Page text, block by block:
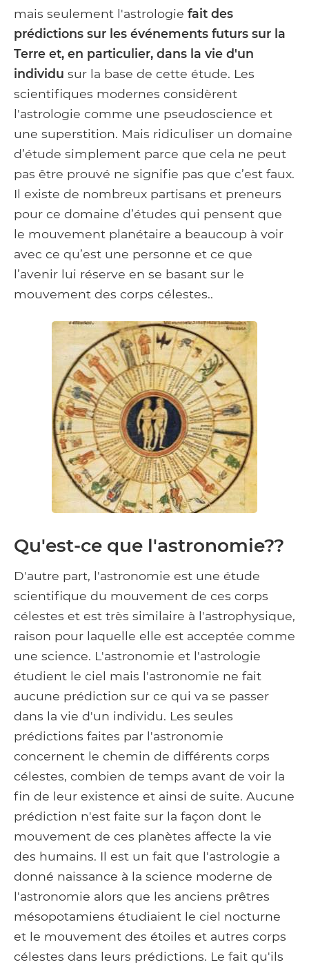
mais seulement l'astrologie fait des
prédictions sur les événements futurs sur la
Terre et, en particulier, dans la vie d'un
individu sur la base de cette étude. Les
scientifiques modernes considèrent
l'astrologie comme une pseudoscience et
une superstition. Mais ridiculiser un domaine
d’étude simplement parce que cela ne peut
pas être prouvé ne signifie pas que c’est faux.
Il existe de nombreux partisans et preneurs
pour ce domaine d’études qui pensent que
le mouvement planétaire a beaucoup à voir
avec ce qu’est une personne et ce que
l’avenir lui réserve en se basant sur le
mouvement des corps célestes..
Qu'est-ce que l'astronomie??
D'autre part, l'astronomie est une étude
scientifique du mouvement de ces corps
célestes et est très similaire à l'astrophysique,
raison pour laquelle elle est acceptée comme
une science. L'astronomie et l'astrologie
étudient le ciel mais l'astronomie ne fait
aucune prédiction sur ce qui va se passer
dans la vie d'un individu. Les seules
prédictions faites par l'astronomie
concernent le chemin de différents corps
célestes, combien de temps avant de voir la
fin de leur existence et ainsi de suite. Aucune
prédiction n'est faite sur la façon dont le
mouvement de ces planètes affecte la vie
des humains. Il est un fait que l'astrologie a
donné naissance à la science moderne de
l'astronomie alors que les anciens prêtres
mésopotamiens étudiaient le ciel nocturne
et le mouvement des étoiles et autres corps
célestes dans leurs prédictions. Le fait qu'ils